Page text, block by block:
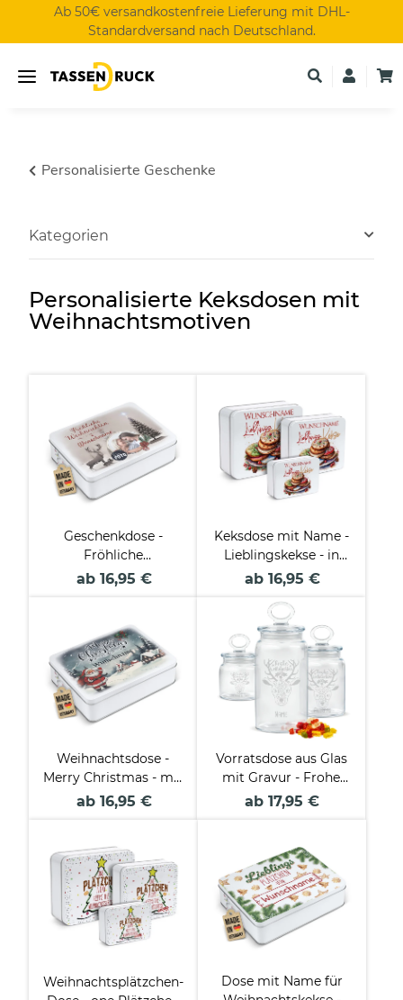
Ab 50€ versandkostenfreie Lieferung mit DHL-
Standardversand nach Deutschland.
Personalisierte Geschenke
Personalisierte Keksdosen mit
Weihnachtsmotiven
Geschenkdose -
Fröhliche
Weihnachten - mit
ab 16,95 €
Keksdose mit Name -
Lieblingskekse - in
drei Größen
ab 16,95 €
Weihnachtsdose -
Merry Christmas - mit
Name - in drei Größen
ab 16,95 €
Vorratsdose aus Glas
mit Gravur - Frohe
Weihnachten - mit
ab 17,95 €
Weihnachtsplätzchen-
Dose mit Name für
Kategorien